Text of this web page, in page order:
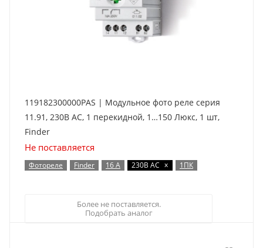
119182300000PAS | Модульное фото реле серия
11.91, 230В AC, 1 перекидной, 1…150 Люкс, 1 шт,
Finder
Не поставляется
Фотореле Finder 16 А 230В AC x 1ПК
Более не поставляется.
Подобрать аналог